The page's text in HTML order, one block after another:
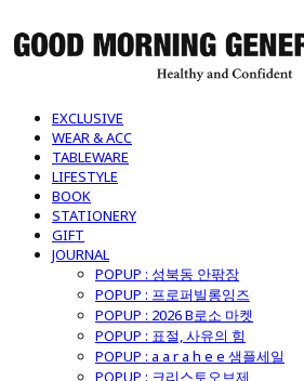
EXCLUSIVE
WEAR & ACC
TABLEWARE
LIFESTYLE
BOOK
STATIONERY
GIFT
JOURNAL
POPUP : 성북동 안팎장
POPUP : 프로퍼빌롱잉즈
POPUP : 2026 B로소 마켓
POPUP : 표절, 사유의 힘
POPUP : a a r a h e e 샘플세일
POPUP : 크리스토오브제